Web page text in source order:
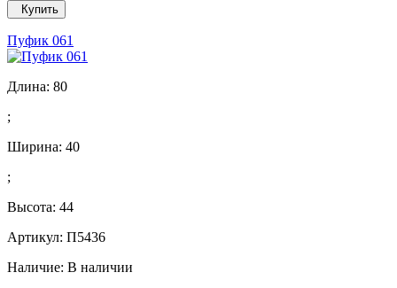
Купить
Пуфик 061
Длина: 80
;
Ширина: 40
;
Высота: 44
Артикул: П5436
Наличие: В наличии